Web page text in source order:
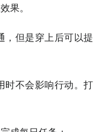
果。
，但是穿上后可以提
时不会影响行动。打